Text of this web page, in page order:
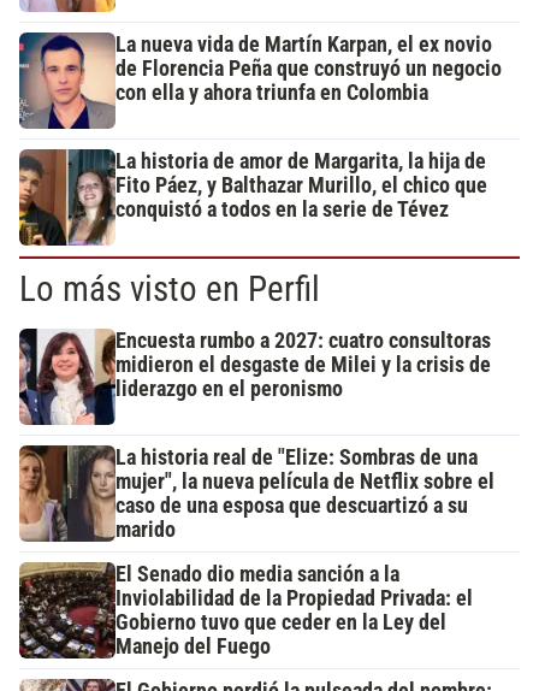
La nueva vida de Martín Karpan, el ex novio
de Florencia Peña que construyó un negocio
con ella y ahora triunfa en Colombia
La historia de amor de Margarita, la hija de
Fito Páez, y Balthazar Murillo, el chico que
conquistó a todos en la serie de Tévez
Lo más visto en Perfil
Encuesta rumbo a 2027: cuatro consultoras
midieron el desgaste de Milei y la crisis de
liderazgo en el peronismo
La historia real de "Elize: Sombras de una
mujer", la nueva película de Netflix sobre el
caso de una esposa que descuartizó a su
marido
El Senado dio media sanción a la
Inviolabilidad de la Propiedad Privada: el
Gobierno tuvo que ceder en la Ley del
Manejo del Fuego